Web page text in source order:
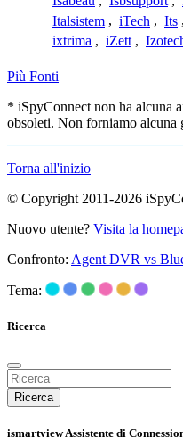
Italsistem , iTech , Its ,
ixtrima , iZett ,
Più Fonti
* iSpyConnect non ha alcuna
obsoleti. Non forniamo alcuna
Torna all'inizio
© Copyright 2011-2026
Nuovo utente? Visita la
Confronto: Agent DVR vs
Tema:
Ricerca
Ricerca
ismartview Assistente di